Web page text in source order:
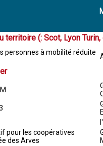
territoire (: Scot, Lyon
personnes à mobilité réduite
pour les coopératives
des Arves